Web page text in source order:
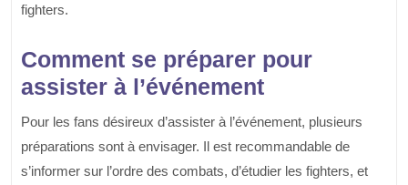
fighters.
Comment se préparer pour
assister à l’événement
Pour les fans désireux d’assister à l’événement, plusieurs
préparations sont à envisager. Il est recommandable de
s’informer sur l’ordre des combats, d’étudier les fighters, et